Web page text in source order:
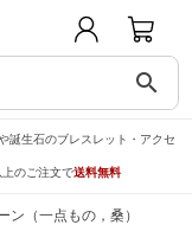
search
誕生石のブレスレット・アクセ
のご注文で送料無料
ン（一点もの，桑）